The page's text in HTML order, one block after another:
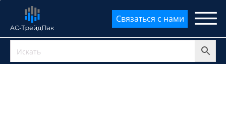
Связаться с нами
Параметр
упаковки